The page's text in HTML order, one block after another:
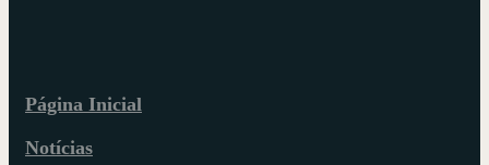
Página Inicial
Notícias